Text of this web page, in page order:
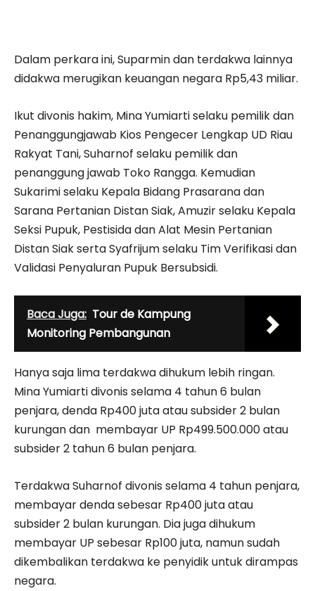
Dalam perkara ini, Suparmin dan terdakwa lainnya
didakwa merugikan keuangan negara Rp5,43 miliar.
Ikut divonis hakim, Mina Yumiarti selaku pemilik dan
Penanggungjawab Kios Pengecer Lengkap UD Riau
Rakyat Tani, Suharnof selaku pemilik dan
penanggung jawab Toko Rangga. Kemudian
Sukarimi selaku Kepala Bidang Prasarana dan
Sarana Pertanian Distan Siak, Amuzir selaku Kepala
Seksi Pupuk, Pestisida dan Alat Mesin Pertanian
Distan Siak serta Syafrijum selaku Tim Verifikasi dan
Validasi Penyaluran Pupuk Bersubsidi.
Baca Juga: Tour de Kampung
Monitoring Pembangunan
Hanya saja lima terdakwa dihukum lebih ringan.
Mina Yumiarti divonis selama 4 tahun 6 bulan
penjara, denda Rp400 juta atau subsider 2 bulan
kurungan dan membayar UP Rp499.500.000 atau
subsider 2 tahun 6 bulan penjara.
Terdakwa Suharnof divonis selama 4 tahun penjara,
membayar denda sebesar Rp400 juta atau
subsider 2 bulan kurungan. Dia juga dihukum
membayar UP sebesar Rp100 juta, namun sudah
dikembalikan terdakwa ke penyidik untuk dirampas
negara.